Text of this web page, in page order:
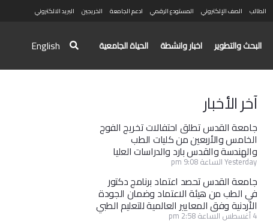
الطالب الصف الإلكتروني المستودع الرقمي ادعم الجامعة الخريجين البريد الالكتروني
البحث والتطوير اخبار وانشطة الحياة الجامعية English
آخر الأخبار
جامعة القدس تطلق احتفالات تخريج الفوج
الخامس والأربعين من كليات الطب
والهندسة والقدس بارد والدراسات العليا
Yesterday الساعة 9:08 pm
جامعة القدس تحصد اعتماد برنامج دكتور
في الطب من هيئة الاعتماد وضمان الجودة
الأردنية وفق المعايير العالمية للتعليم الطبي
4 أغسطس الساعة 2:58 pm